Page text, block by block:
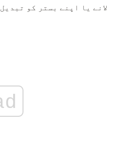
لانے یا اپنے بستر کو